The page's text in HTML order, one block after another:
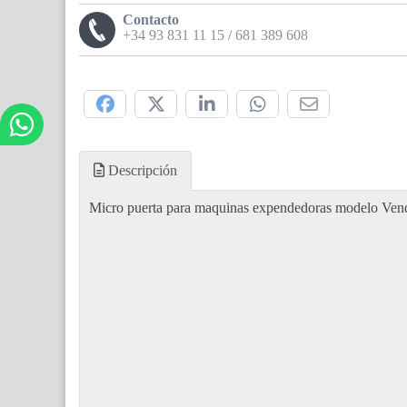
Contacto
+34 93 831 11 15 / 681 389 608
Descripción
Micro puerta para maquinas expendedoras modelo